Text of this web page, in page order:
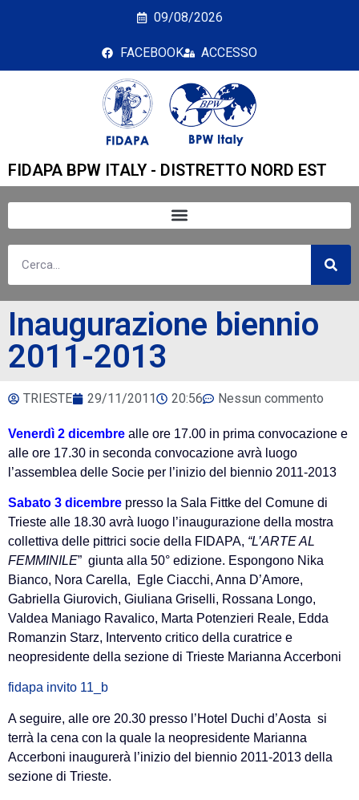
Inaugurazione biennio
09/08/2026
FACEBOOK ACCESSO
FIDAPA BPW ITALY - DISTRETTO NORD EST
Inaugurazione biennio
2011-2013
TRIESTE 29/11/2011 20:56 Nessun commento
Venerdì 2 dicembre alle ore 17.00 in prima convocazione e
alle ore 17.30 in seconda convocazione avrà luogo
l’assemblea delle Socie per l’inizio del biennio 2011-2013
Sabato 3 dicembre presso la Sala Fittke del Comune di
Trieste alle 18.30 avrà luogo l’inaugurazione della mostra
collettiva delle pittrici socie della FIDAPA, “L’ARTE AL
FEMMINILE” giunta alla 50° edizione. Espongono Nika
Bianco, Nora Carella, Egle Ciacchi, Anna D’Amore,
Gabriella Giurovich, Giuliana Griselli, Rossana Longo,
Valdea Maniago Ravalico, Marta Potenzieri Reale, Edda
Romanzin Starz, Intervento critico della curatrice e
neopresidente della sezione di Trieste Marianna Accerboni
fidapa invito 11_b
A seguire, alle ore 20.30 presso l’Hotel Duchi d’Aosta si
terrà la cena con la quale la neopresidente Marianna
Accerboni inaugurerà l’inizio del biennio 2011-2013 della
sezione di Trieste.